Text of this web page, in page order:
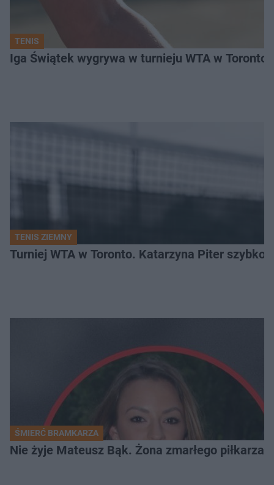
TENIS
Iga Świątek wygrywa w turnieju WTA w
TENIS ZIEMNY
Turniej WTA w Toronto. Katarzyna Piter szybko
ŚMIERĆ BRAMKARZA
Nie żyje Mateusz Bąk. Żona zmarłego piłkarza